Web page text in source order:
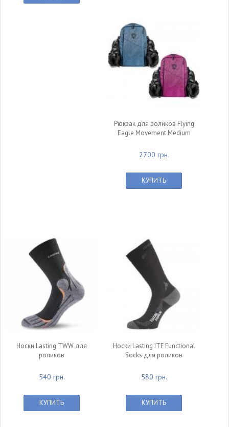
Рюкзак для роликов Flying
Eagle Movement Medium
2700 грн.
КУПИТЬ
Носки Lasting TWW для
роликов
540 грн.
КУПИТЬ
Носки Lasting ITF Functional
Socks для роликов
580 грн.
КУПИТЬ